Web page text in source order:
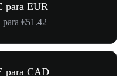
para EUR
€51.42
para CAD